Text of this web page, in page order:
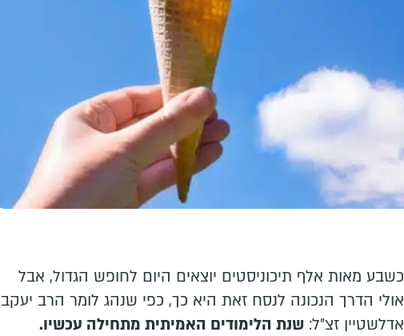
כשבע מאות אלף תיכוניסטים יוצאים היום לחופש הגדול, אבל
אולי הדרך הנכונה לנסח זאת היא כך, כפי שנהג לומר הרב יעקב
אדלשטיין זצ״ל: שנת הלימודים האמיתית מתחילה עכשיו.